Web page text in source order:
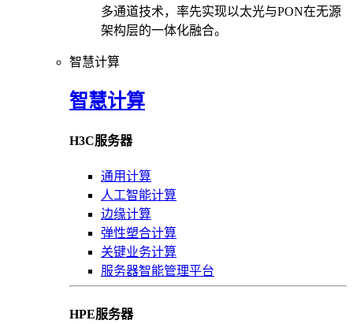
多通道技术，率先实现以太光与PON在无源
架构层的一体化融合。
智慧计算
智慧计算
H3C服务器
通用计算
人工智能计算
边缘计算
弹性塑合计算
关键业务计算
服务器智能管理平台
HPE服务器